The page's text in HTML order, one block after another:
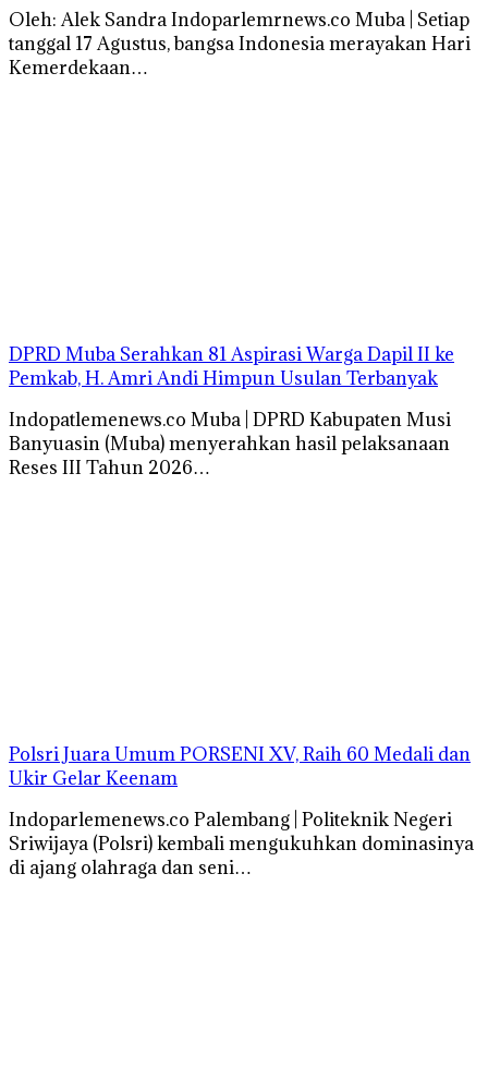
Oleh: Alek Sandra Indoparlemrnews.co Muba | Setiap
tanggal 17 Agustus, bangsa Indonesia merayakan Hari
Kemerdekaan…
DPRD Muba Serahkan 81 Aspirasi Warga Dapil II ke
Pemkab, H. Amri Andi Himpun Usulan Terbanyak
Indopatlemenews.co Muba | DPRD Kabupaten Musi
Banyuasin (Muba) menyerahkan hasil pelaksanaan
Reses III Tahun 2026…
Polsri Juara Umum PORSENI XV, Raih 60 Medali dan
Ukir Gelar Keenam
Indoparlemenews.co Palembang | Politeknik Negeri
Sriwijaya (Polsri) kembali mengukuhkan dominasinya
di ajang olahraga dan seni…